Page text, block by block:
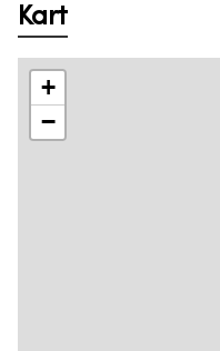
Kart
+
−